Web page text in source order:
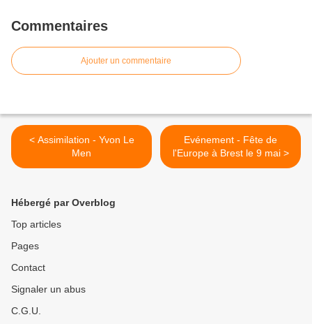
Commentaires
Ajouter un commentaire
< Assimilation - Yvon Le
Men
Evénement - Fête de
l'Europe à Brest le 9 mai >
Hébergé par Overblog
Top articles
Pages
Contact
Signaler un abus
C.G.U.